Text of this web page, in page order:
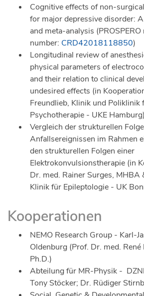
Cognitive effects of non-
for major depressive disorder:
and meta-analysis
number: CRD42018118850)
Longitudinal review of
physical parameters of
and their relation to clinical
undesired effects (in
Freundlieb, Klinik und Poliklinik
Psychotherapie - UKE Hamburg)
Vergleich der strukturellen
Anfallsereignissen im Rahmen
den strukturellen Folgen einer
Elektrokonvulsionstherapie (in
Dr. med. Rainer Surges, MHBA
Klinik für Epileptologie - UK
Kooperationen
NEMO Research Group - Karl-
Oldenburg (Prof. Dr. med.
Ph.D.)
Abteilung für MR-Physik -
Tony Stöcker; Dr. Rüdiger